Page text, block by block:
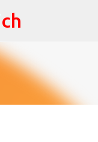
zum Hauptbereich